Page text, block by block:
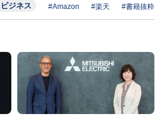
ビジネス #Amazon #楽天 #書籍抜粋